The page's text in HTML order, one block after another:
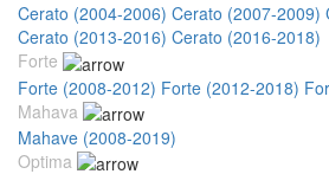
Cerato (2004-2006) Cerato (2007-2009)
Cerato (2013-2016) Cerato (2016-2018)
Forte
Forte (2008-2012) Forte (2012-2018)
Mahava
Mahave (2008-2019)
Optima